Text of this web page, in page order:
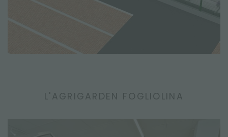
L'AGRIGARDEN FOGLIOLINA